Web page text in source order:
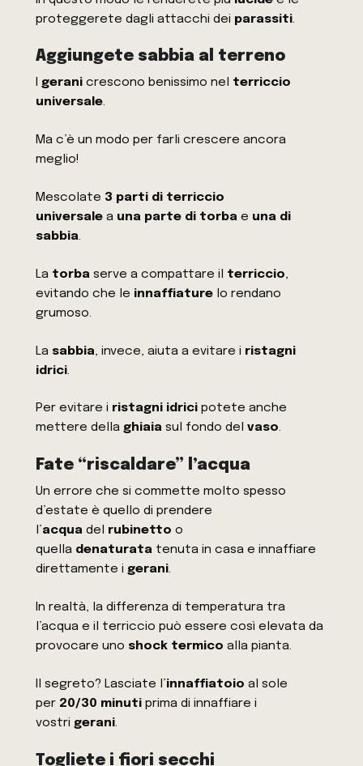
proteggerete dagli attacchi dei parassiti.
Aggiungete sabbia al terreno
Igerani crescono benissimo nel terriccio
universale.
Ma c’è un modo per farli crescere ancora
meglio!
Mescolate 3 parti di terriccio
universale a una parte di torba e una di
sabbia.
La torba serve a compattare il terriccio,
evitando che le innaffiature lo rendano
grumoso.
La sabbia, invece, aiuta a evitare i ristagni
idrici.
Per evitare i ristagni idrici potete anche
mettere dellaghiaia sul fondo delvaso.
Fate “riscaldare” l’acqua
Un errore che si commette molto spesso
d’estate è quello di prendere
l’acqua del rubinetto o
quella denaturata tenuta in casa e innaffiare
direttamente i gerani.
In realtà, la differenza di temperatura tra
l’acqua e il terriccio può essere così elevata da
provocare uno shock termicoalla pianta.
Il segreto? Lasciate l’innaffiatoioal sole
per 20/30 minutiprima di innaffiare i
vostri gerani.
Togliete i fiori secchi